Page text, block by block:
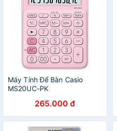
Máy Tính Để Bàn Casio
MS20UC-PK
265.000 đ